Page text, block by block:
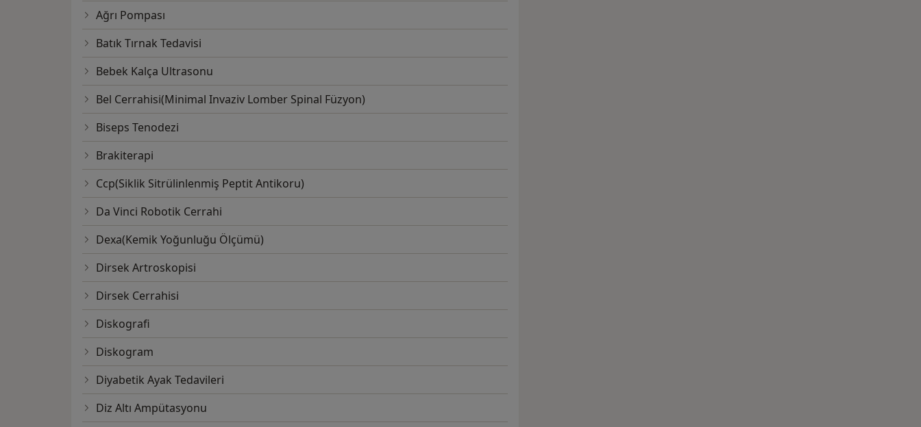
Ağrı Pompası
Batık Tırnak Tedavisi
Bebek Kalça Ultrasonu
Bel Cerrahisi(Minimal Invaziv Lomber Spinal Füzyon)
Biseps Tenodezi
Brakiterapi
Ccp(Siklik Sitrülinlenmiş Peptit Antikoru)
Da Vinci Robotik Cerrahi
Dexa(Kemik Yoğunluğu Ölçümü)
Dirsek Artroskopisi
Dirsek Cerrahisi
Diskografi
Diskogram
Diyabetik Ayak Tedavileri
Diz Altı Ampütasyonu